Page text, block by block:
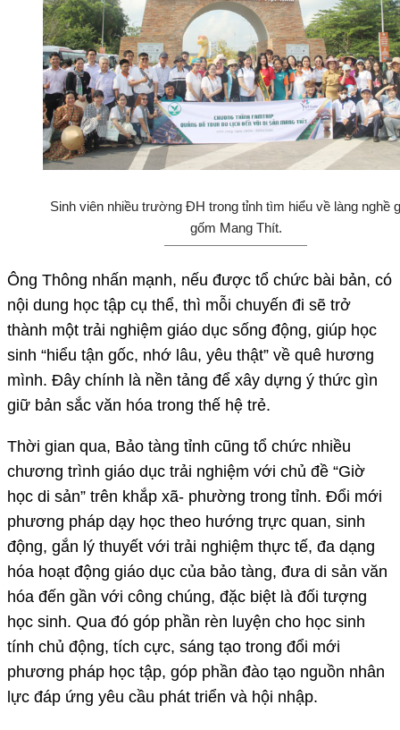
Sinh viên nhiều trường ĐH trong tỉnh tìm hiểu về làng nghề
gốm Mang Thít.
Ông Thông nhấn mạnh, nếu được tổ chức bài bản, có
nội dung học tập cụ thể, thì mỗi chuyến đi sẽ trở
thành một trải nghiệm giáo dục sống động, giúp học
sinh “hiểu tận gốc, nhớ lâu, yêu thật” về quê hương
mình. Đây chính là nền tảng để xây dựng ý thức gìn
giữ bản sắc văn hóa trong thế hệ trẻ.
Thời gian qua, Bảo tàng tỉnh cũng tổ chức nhiều
chương trình giáo dục trải nghiệm với chủ đề “Giờ
học di sản” trên khắp xã- phường trong tỉnh. Đổi mới
phương pháp dạy học theo hướng trực quan, sinh
động, gắn lý thuyết với trải nghiệm thực tế, đa dạng
hóa hoạt động giáo dục của bảo tàng, đưa di sản văn
hóa đến gần với công chúng, đặc biệt là đối tượng
học sinh. Qua đó góp phần rèn luyện cho học sinh
tính chủ động, tích cực, sáng tạo trong đổi mới
phương pháp học tập, góp phần đào tạo nguồn nhân
lực đáp ứng yêu cầu phát triển và hội nhập.